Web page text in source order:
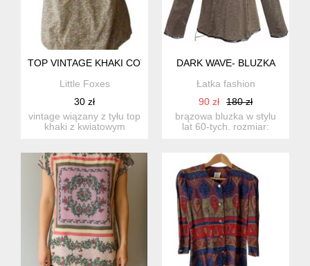
TOP VINTAGE KHAKI COTTAGECORE
Little Foxes
30 zł
vintage wiązany z tyłu top
khaki z kwiatowym
DARK WAVE- BLUZKA
Łatka fashion
90 zł
180 zł
brązowa bluzka w stylu
lat 60-tych. rozmiar: